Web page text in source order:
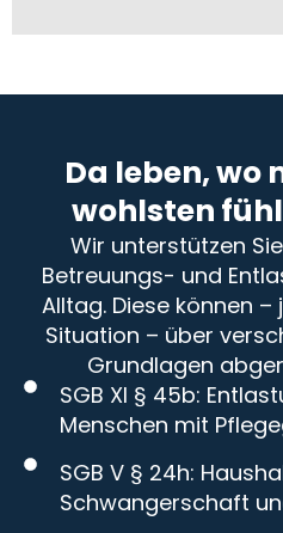
Da leben, wo
wohlsten
Wir unterstützen
Betreuungs- und
Alltag. Diese können
Situation – über
Grundlagen
SGB XI § 45b:
Menschen mit
SGB V § 24h:
Schwangerschaft